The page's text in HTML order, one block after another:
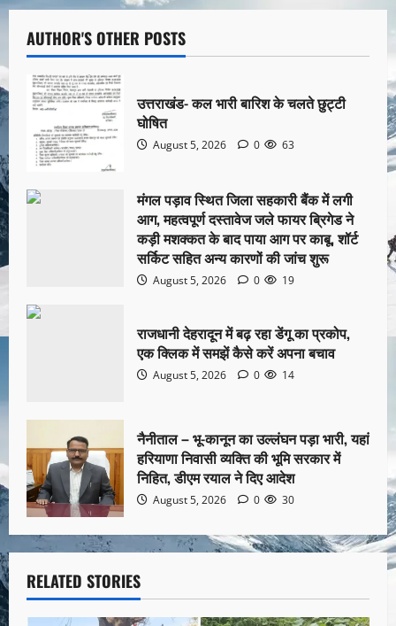
AUTHOR'S OTHER POSTS
उत्तराखंड- कल भारी बारिश के चलते छुट्टी
घोषित
August 5, 2026 0 63
मंगल पड़ाव स्थित जिला सहकारी बैंक में लगी
आग, महत्वपूर्ण दस्तावेज जले फायर ब्रिगेड ने
कड़ी मशक्कत के बाद पाया आग पर काबू, शॉर्ट
सर्किट सहित अन्य कारणों की जांच शुरू
August 5, 2026 0 19
राजधानी देहरादून में बढ़ रहा डेंगू का प्रकोप,
एक क्लिक में समझें कैसे करें अपना बचाव
August 5, 2026 0 14
नैनीताल – भू-कानून का उल्लंघन पड़ा भारी, यहां
हरियाणा निवासी व्यक्ति की भूमि सरकार में
निहित, डीएम रयाल ने दिए आदेश
August 5, 2026 0 30
RELATED STORIES